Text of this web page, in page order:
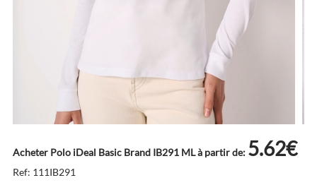
Acheter Polo iDeal Basic Brand IB291 ML à partir de: 5.62€
Ref: 111IB291